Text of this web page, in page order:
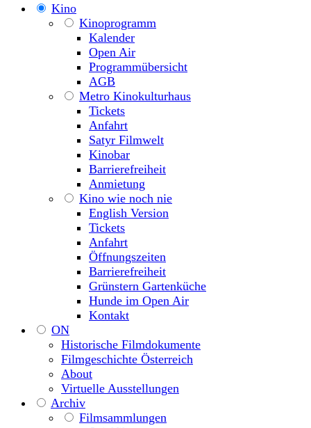
Kino
Kinoprogramm
Kalender
Open Air
Programmübersicht
AGB
Metro Kinokulturhaus
Tickets
Anfahrt
Satyr Filmwelt
Kinobar
Barrierefreiheit
Anmietung
Kino wie noch nie
English Version
Tickets
Anfahrt
Öffnungszeiten
Barrierefreiheit
Grünstern Gartenküche
Hunde im Open Air
Kontakt
ON
Historische Filmdokumente
Filmgeschichte Österreich
About
Virtuelle Ausstellungen
Archiv
Filmsammlungen